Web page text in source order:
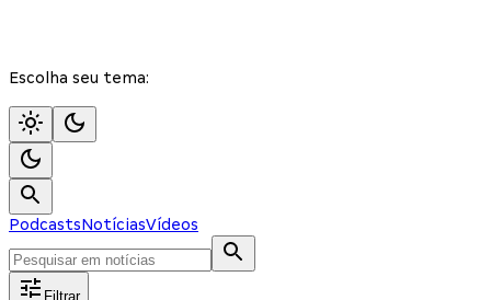
Escolha seu tema:
PodcastsNotíciasVídeos
Filtrar